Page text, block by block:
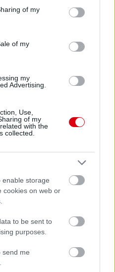
behaviour. You may click to
and its third-party tags to
purposes in below Google
of my
of my
my
Advertising.
Use,
of my
with the
collected.
enable storage
cookies on web or
to be sent to
purposes.
send me